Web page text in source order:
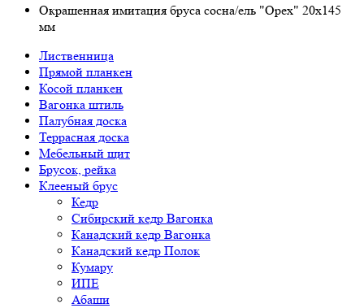
Окрашенная имитация бруса сосна/ель "Орех" 20х145
мм
Лиственница
Прямой планкен
Косой планкен
Вагонка штиль
Палубная доска
Террасная доска
Мебельный щит
Брусок, рейка
Клееный брус
Кедр
Сибирский кедр Вагонка
Канадский кедр Вагонка
Канадский кедр Полок
Кумару
ИПЕ
Абаши